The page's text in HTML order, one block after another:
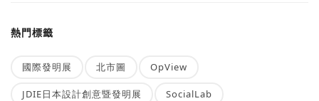
熱門標籤
國際發明展 北市圖 OpView
JDIE日本設計創意暨發明展 SocialLab